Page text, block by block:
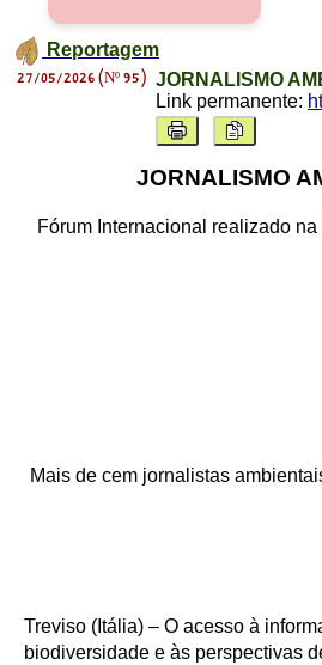
Reportagem
27/05/2026 (Nº 95) JORNALISMO
Link permanente:
JORNALISMO
Fórum Internacional realizado
Mais de cem jornalistas
Treviso (Itália) – O acesso à
biodiversidade e às perspectivas